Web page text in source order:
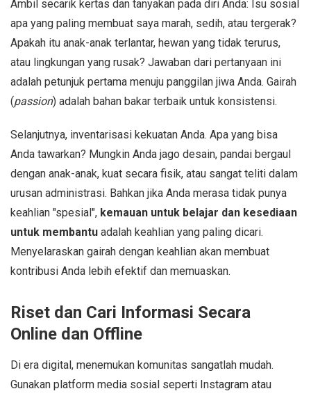
Ambil secarik kertas dan tanyakan pada diri Anda: Isu sosial
apa yang paling membuat saya marah, sedih, atau tergerak?
Apakah itu anak-anak terlantar, hewan yang tidak terurus,
atau lingkungan yang rusak? Jawaban dari pertanyaan ini
adalah petunjuk pertama menuju panggilan jiwa Anda. Gairah
(passion) adalah bahan bakar terbaik untuk konsistensi.
Selanjutnya, inventarisasi kekuatan Anda. Apa yang bisa
Anda tawarkan? Mungkin Anda jago desain, pandai bergaul
dengan anak-anak, kuat secara fisik, atau sangat teliti dalam
urusan administrasi. Bahkan jika Anda merasa tidak punya
keahlian "spesial", kemauan untuk belajar dan kesediaan
untuk membantu adalah keahlian yang paling dicari.
Menyelaraskan gairah dengan keahlian akan membuat
kontribusi Anda lebih efektif dan memuaskan.
Riset dan Cari Informasi Secara
Online dan Offline
Di era digital, menemukan komunitas sangatlah mudah.
Gunakan platform media sosial seperti Instagram atau